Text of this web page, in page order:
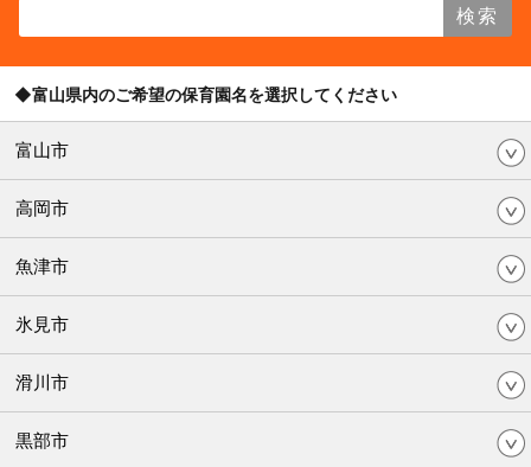
検索
◆富山県内のご希望の保育園名を選択してください
富山市
高岡市
魚津市
氷見市
滑川市
黒部市